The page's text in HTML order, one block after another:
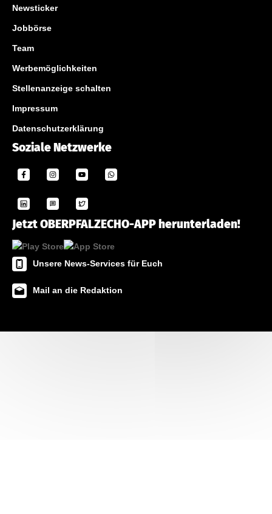
Newsticker
Jobbörse
Team
Werbemöglichkeiten
Stellenanzeige schalten
Impressum
Datenschutzerklärung
Soziale Netzwerke
Jetzt OBERPFALZECHO-APP herunterladen!
Unsere News-Services für Euch
Mail an die Redaktion